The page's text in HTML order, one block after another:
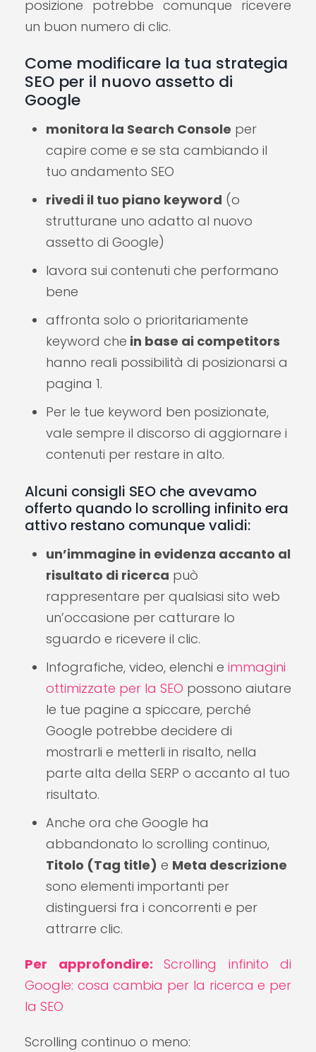
posizione potrebbe comunque ricevere
un buon numero di clic.
Come modificare la tua strategia
SEO per il nuovo assetto di
Google
monitora la Search Console per
capire come e se sta cambiando il
tuo andamento SEO
rivedi il tuo piano keyword (o
strutturane uno adatto al nuovo
assetto di Google)
lavora sui contenuti che performano
bene
affronta solo o prioritariamente
keyword che in base ai competitors
hanno reali possibilità di posizionarsi a
pagina 1.
Per le tue keyword ben posizionate,
vale sempre il discorso di aggiornare i
contenuti per restare in alto.
Alcuni consigli SEO che avevamo
offerto quando lo scrolling infinito era
attivo restano comunque validi:
un’immagine in evidenza accanto al
risultato di ricerca può
rappresentare per qualsiasi sito web
un’occasione per catturare lo
sguardo e ricevere il clic.
Infografiche, video, elenchi e immagini
ottimizzate per la SEO possono aiutare
le tue pagine a spiccare, perché
Google potrebbe decidere di
mostrarli e metterli in risalto, nella
parte alta della SERP o accanto al tuo
risultato.
Anche ora che Google ha
abbandonato lo scrolling continuo,
Titolo (Tag title) e Meta descrizione
sono elementi importanti per
distinguersi fra i concorrenti e per
attrarre clic.
Per approfondire:
Scrolling infinito di
Google: cosa cambia per la ricerca e per
la SEO
Scrolling continuo o meno: